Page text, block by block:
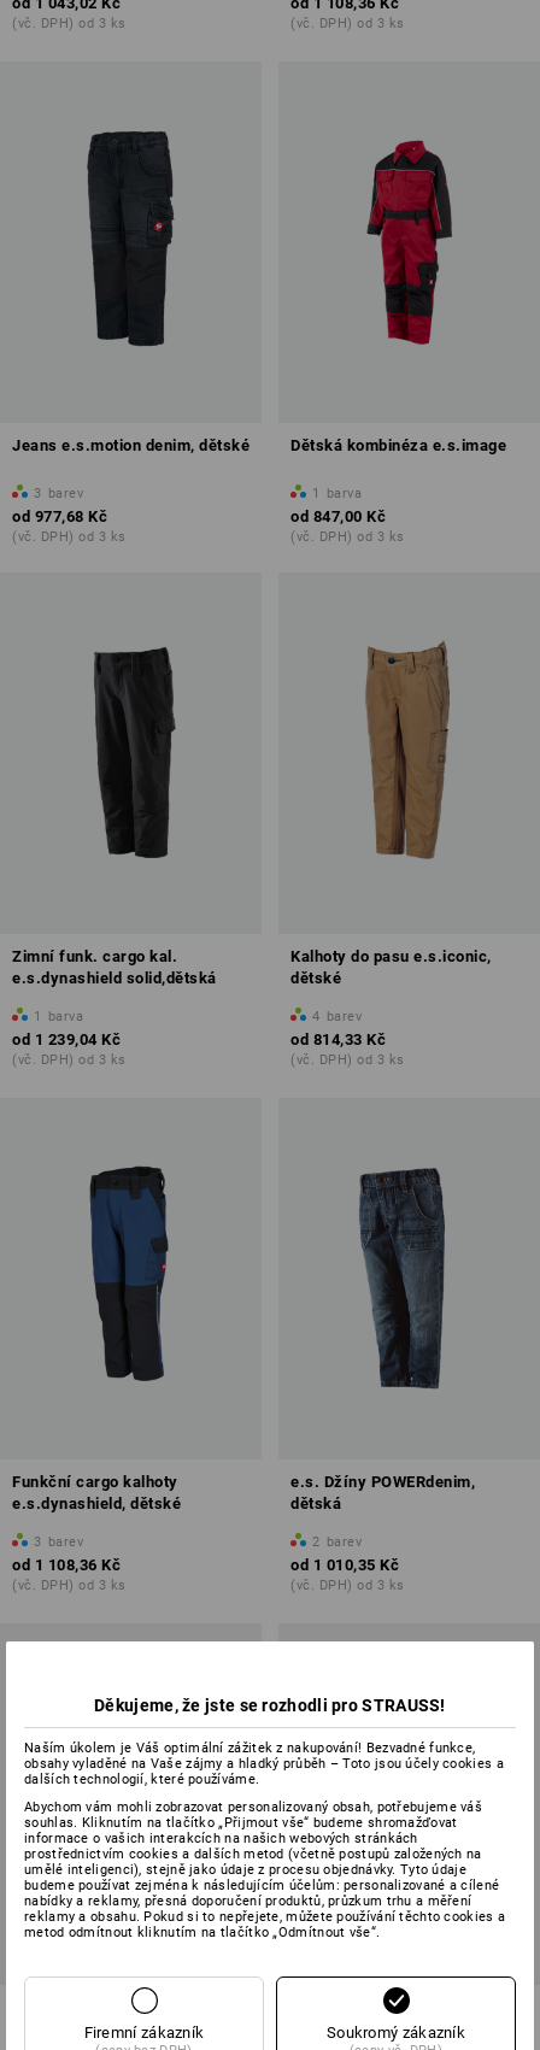
(vč. DPH) od 3 ks (vč. DPH) od 3 ks
Jeans e.s.motion denim, dětské
3 barev
od 977,68 Kč
(vč. DPH) od 3 ks
Dětská kombinéza e.s.image
1 barva
od 847,00 Kč
(vč. DPH) od 3 ks
Zimní funk. cargo kal.
e.s.dynashield solid,dětská
1 barva
od 1 239,04 Kč
(vč. DPH) od 3 ks
Kalhoty do pasu e.s.iconic,
dětské
4 barev
od 814,33 Kč
(vč. DPH) od 3 ks
Funkční cargo kalhoty
e.s.dynashield, dětské
3 barev
od 1 108,36 Kč
(vč. DPH) od 3 ks
e.s. Džíny POWERdenim,
dětská
2 barev
od 1 010,35 Kč
(vč. DPH) od 3 ks
Kalhoty do pasu e.s.concrete
solid, dětské
Kalhoty do deště e.s.motion
2020 superflex, dětské
Děkujeme, že jste se rozhodli pro STRAUSS!
Naším úkolem je Váš optimální zážitek z nakupování! Bezvadné funkce,
obsahy vyladěné na Vaše zájmy a hladký průběh – Toto jsou účely cookies a
dalších technologií, které používáme.
Abychom vám mohli zobrazovat personalizovaný obsah, potřebujeme váš
souhlas. Kliknutím na tlačítko „Přijmout vše“ budeme shromažďovat
informace o vašich interakcích na našich webových stránkách
prostřednictvím cookies a dalších metod (včetně postupů založených na
umělé inteligenci), stejně jako údaje z procesu objednávky. Tyto údaje
budeme používat zejména k následujícím účelům: personalizované a cílené
nabídky a reklamy, přesná doporučení produktů, průzkum trhu a měření
reklamy a obsahu. Pokud si to nepřejete, můžete používání těchto cookies a
metod odmítnout kliknutím na tlačítko „Odmítnout vše“.
Firemní zákazník Soukromý zákazník